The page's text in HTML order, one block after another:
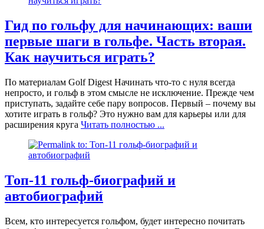
Гид по гольфу для начинающих: ваши
первые шаги в гольфе. Часть вторая.
Как научиться играть?
По материалам Golf Digest Начинать что-то с нуля всегда
непросто, и гольф в этом смысле не исключение. Прежде чем
приступать, задайте себе пару вопросов. Первый – почему вы
хотите играть в гольф? Это нужно вам для карьеры или для
расширения круга Читать полностью ...
Топ-11 гольф-биографий и
автобиографий
Всем, кто интересуется гольфом, будет интересно почитать